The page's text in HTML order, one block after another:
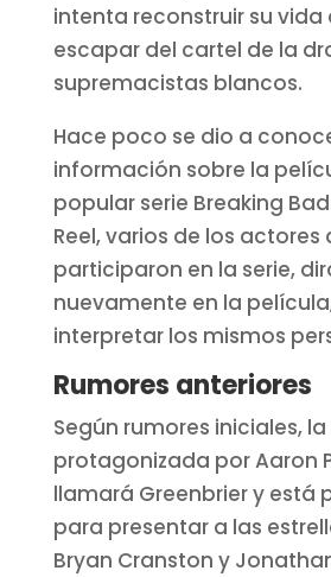
intenta reconstruir su vida
escapar del cartel de la
supremacistas blancos.
Hace poco se dio a
información sobre la
popular serie Breaking
Reel, varios de los actores
participaron en la serie,
nuevamente en la
interpretar los mismos
Rumores anteriores
Según rumores iniciales,
protagonizada por Aaron
llamará Greenbrier y está
para presentar a las
Bryan Cranston y